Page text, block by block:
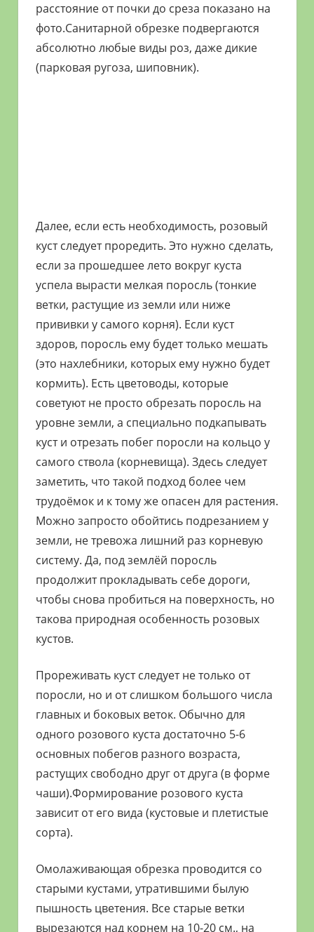
расстояние от почки до среза показано на
фото.Санитарной обрезке подвергаются
абсолютно любые виды роз, даже дикие
(парковая ругоза, шиповник).
Далее, если есть необходимость, розовый
куст следует проредить. Это нужно сделать,
если за прошедшее лето вокруг куста
успела вырасти мелкая поросль (тонкие
ветки, растущие из земли или ниже
прививки у самого корня). Если куст
здоров, поросль ему будет только мешать
(это нахлебники, которых ему нужно будет
кормить). Есть цветоводы, которые
советуют не просто обрезать поросль на
уровне земли, а специально подкапывать
куст и отрезать побег поросли на кольцо у
самого ствола (корневища). Здесь следует
заметить, что такой подход более чем
трудоёмок и к тому же опасен для растения.
Можно запросто обойтись подрезанием у
земли, не тревожа лишний раз корневую
систему. Да, под землёй поросль
продолжит прокладывать себе дороги,
чтобы снова пробиться на поверхность, но
такова природная особенность розовых
кустов.
Прореживать куст следует не только от
поросли, но и от слишком большого числа
главных и боковых веток. Обычно для
одного розового куста достаточно 5-6
основных побегов разного возраста,
растущих свободно друг от друга (в форме
чаши).Формирование розового куста
зависит от его вида (кустовые и плетистые
сорта).
Омолаживающая обрезка проводится со
старыми кустами, утратившими былую
пышность цветения. Все старые ветки
вырезаются над корнем на 10-20 см., на